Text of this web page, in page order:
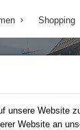
unsere Website
Website an
Shopping